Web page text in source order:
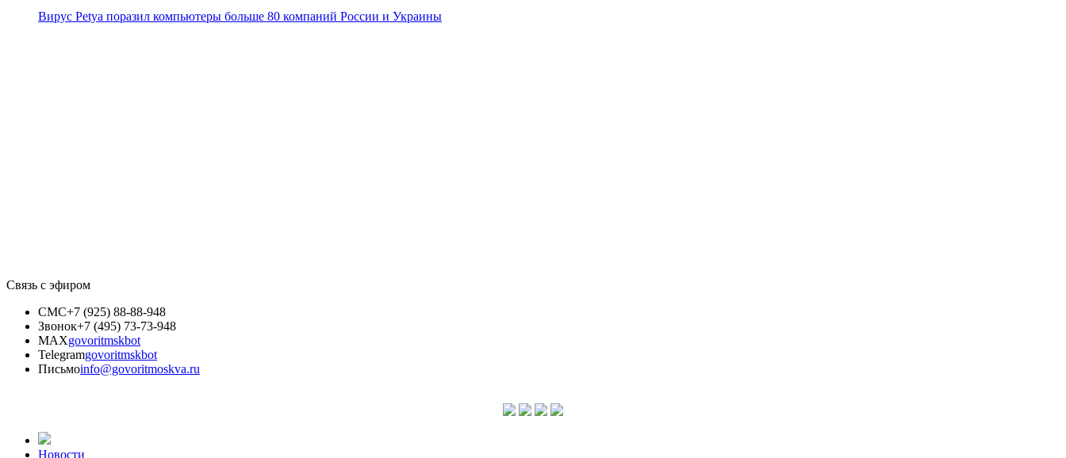
Вирус Petya поразил компьютеры больше 80 компаний России и Украины
Связь с эфиром
СМС+7 (925) 88-88-948
Звонок+7 (495) 73-73-948
MAXgovoritmskbot
Telegramgovoritmskbot
Письмоinfo@govoritmoskva.ru
Новости